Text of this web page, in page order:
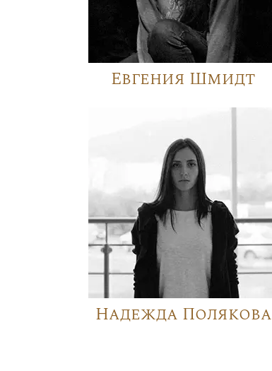
Евгения Шмидт
Надежда Полякова